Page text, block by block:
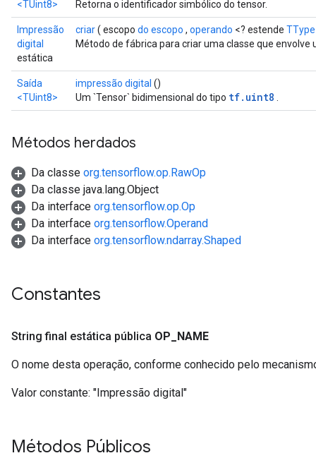
<TUint8>
Retorna o identificador simbólico do tensor.
Impressão
digital
estática
criar( escopo do escopo , operando <? estende TType
Método de fábrica para criar uma classe que
Saída
<TUint8>
impressão digital ()
Um `Tensor` bidimensional do tipo tf.uint8
Métodos herdados
Da classe org.tensorflow.op.RawOp
Da classe java.lang.Object
Da interface org.tensorflow.op.Op
Da interface org.tensorflow.Operand
Da interface org.tensorflow.ndarray.Shaped
Constantes
String final estática pública OP NAME
O nome desta operação, conforme conhecido pelo
Valor constante: "Impressão digital"
Métodos Públicos